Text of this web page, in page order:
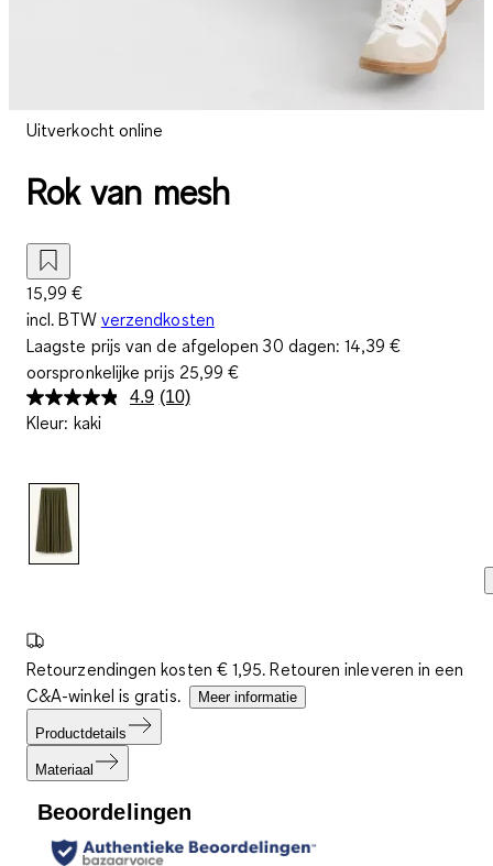
Uitverkocht online
Rok van mesh
15,99 €
incl. BTW verzendkosten
Laagste prijs van de afgelopen 30 dagen:14,39 €
oorspronkelijke prijs 25,99 €
4.9 Lees
(10)
Kleur: kaki
Retourzendingen kosten € 1,95. Retouren inleveren in een
C&A-winkel is gratis.
Meer informatie
Productdetails
Materiaal
Beoordelingen